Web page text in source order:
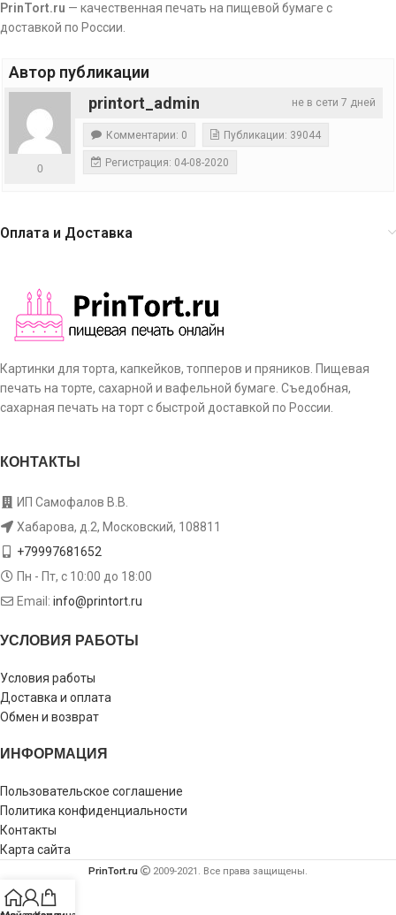
PrinTort.ru — качественная печать на пищевой бумаге с
доставкой по России.
Автор публикации
не в сети 7 дней
printort_admin
0
Комментарии: 0 Публикации: 39044
Регистрация: 04-08-2020
Оплата и Доставка
Картинки для торта, капкейков, топперов и пряников. Пищевая
печать на торте, сахарной и вафельной бумаге. Съедобная,
сахарная печать на торт с быстрой доставкой по России.
КОНТАКТЫ
ИП Самофалов В.В.
Хабарова, д.2, Московский, 108811
+79997681652
Пн - Пт, с 10:00 до 18:00
Email: info@printort.ru
УСЛОВИЯ РАБОТЫ
Условия работы
Доставка и оплата
Обмен и возврат
ИНФОРМАЦИЯ
Пользовательское соглашение
Политика конфиденциальности
Контакты
Карта сайта
PrinTort.ru 2009-2021. Все права защищены.